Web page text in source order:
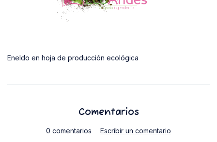
Eneldo en hoja de producción ecológica
Comentarios
0 comentarios Escribir un comentario